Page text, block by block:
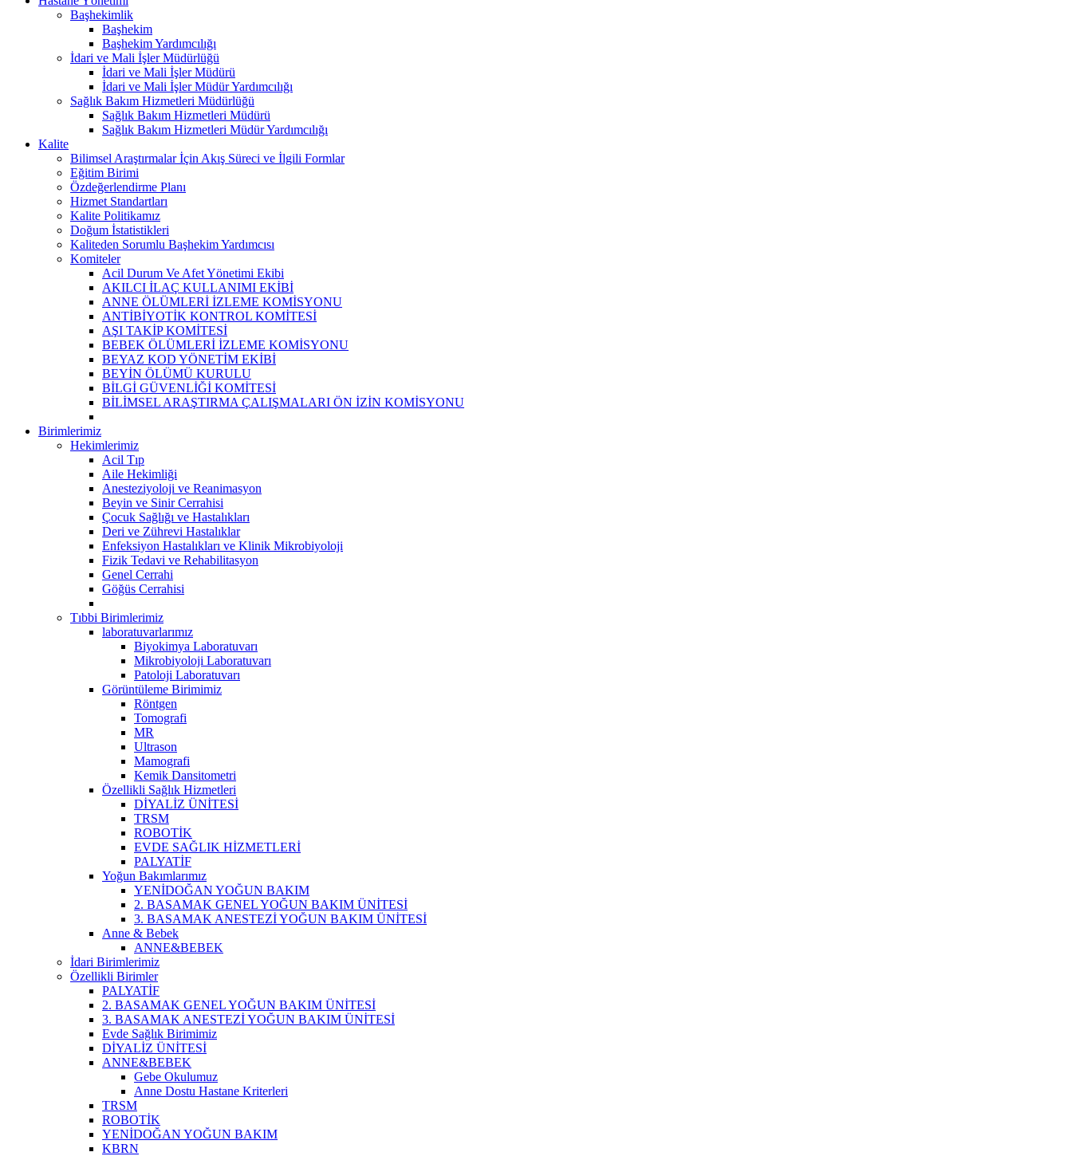
Başhekimlik
Başhekim
Başhekim Yardımcılığı
İdari ve Mali İşler Müdürlüğü
İdari ve Mali İşler Müdürü
İdari ve Mali İşler Müdür Yardımcılığı
Sağlık Bakım Hizmetleri Müdürlüğü
Sağlık Bakım Hizmetleri Müdürü
Sağlık Bakım Hizmetleri Müdür Yardımcılığı
Kalite
Bilimsel Araştırmalar İçin Akış Süreci ve İlgili Formlar
Eğitim Birimi
Özdeğerlendirme Planı
Hizmet Standartları
Kalite Politikamız
Doğum İstatistikleri
Kaliteden Sorumlu Başhekim Yardımcısı
Komiteler
Acil Durum Ve Afet Yönetimi Ekibi
AKILCI İLAÇ KULLANIMI EKİBİ
ANNE ÖLÜMLERİ İZLEME KOMİSYONU
ANTİBİYOTİK KONTROL KOMİTESİ
AŞI TAKİP KOMİTESİ
BEBEK ÖLÜMLERİ İZLEME KOMİSYONU
BEYAZ KOD YÖNETİM EKİBİ
BEYİN ÖLÜMÜ KURULU
BİLGİ GÜVENLİĞİ KOMİTESİ
BİLİMSEL ARAŞTIRMA ÇALIŞMALARI ÖN İZİN KOMİSYONU
Birimlerimiz
Hekimlerimiz
Acil Tıp
Aile Hekimliği
Anesteziyoloji ve Reanimasyon
Beyin ve Sinir Cerrahisi
Çocuk Sağlığı ve Hastalıkları
Deri ve Zührevi Hastalıklar
Enfeksiyon Hastalıkları ve Klinik Mikrobiyoloji
Fizik Tedavi ve Rehabilitasyon
Genel Cerrahi
Göğüs Cerrahisi
Tıbbi Birimlerimiz
laboratuvarlarımız
Biyokimya Laboratuvarı
Mikrobiyoloji Laboratuvarı
Patoloji Laboratuvarı
Görüntüleme Birimimiz
Röntgen
Tomografi
MR
Ultrason
Mamografi
Kemik Dansitometri
Özellikli Sağlık Hizmetleri
DİYALİZ ÜNİTESİ
TRSM
ROBOTİK
EVDE SAĞLIK HİZMETLERİ
PALYATİF
Yoğun Bakımlarımız
YENİDOĞAN YOĞUN BAKIM
2. BASAMAK GENEL YOĞUN BAKIM ÜNİTESİ
3. BASAMAK ANESTEZİ YOĞUN BAKIM ÜNİTESİ
Anne & Bebek
ANNE&BEBEK
İdari Birimlerimiz
Özellikli Birimler
PALYATİF
2. BASAMAK GENEL YOĞUN BAKIM ÜNİTESİ
3. BASAMAK ANESTEZİ YOĞUN BAKIM ÜNİTESİ
Evde Sağlık Birimimiz
DİYALİZ ÜNİTESİ
ANNE&BEBEK
Gebe Okulumuz
Anne Dostu Hastane Kriterleri
TRSM
ROBOTİK
YENİDOĞAN YOĞUN BAKIM
KBRN